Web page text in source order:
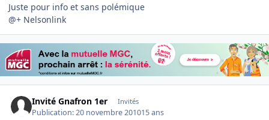
Juste pour info et sans polémique
@+ Nelsonlink
Invité Gnafron 1er Invités
Publication:20 novembre 201015 ans